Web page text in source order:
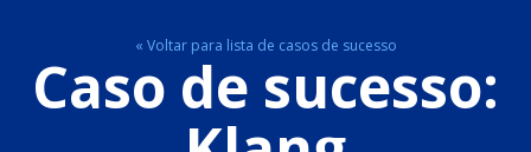
« Voltar para lista de casos de sucesso
Caso de sucesso: